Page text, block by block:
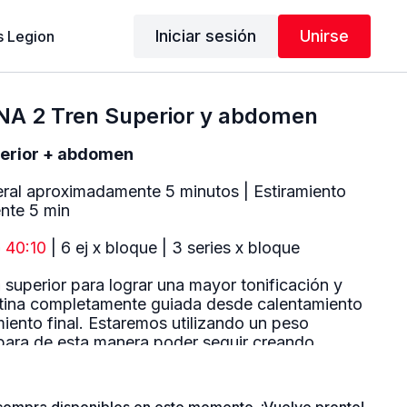
Legion Iniciar sesión Unirse
2 Tren Superior y abdomen
+ abdomen
aproximadamente 5 minutos | Estiramiento
5 min
40:10 | 6 ej x bloque | 3 series x bloque
superior para lograr una mayor tonificación y
completamente guiada desde calentamiento
final. Estaremos utilizando un peso
de esta manera poder seguir creando
un bloque de tren superior de 6 ejercicios y
queremos bajar la grasa pero seguir